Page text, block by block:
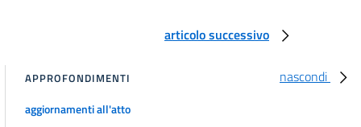
articolo successivo
nascondi
APPROFONDIMENTI
aggiornamenti all'atto